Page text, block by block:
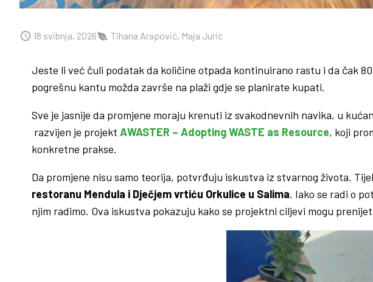
18 svibnja, 2026 Tihana Arapović, Maja Jurić
Jeste li već čuli podatak da količine otpada kontinuirano rastu i da čak
pogrešnu kantu možda završe na plaži gdje se planirate kupati.
Sve je jasnije da promjene moraju krenuti iz svakodnevnih navika, u
razvijen je projekt AWASTER – Adopting WASTE as Resource, koji
konkretne prakse.
Da promjene nisu samo teorija, potvrđuju iskustva iz stvarnog života.
restoranu Mendula i Dječjem vrtiću Orkulice u Salima. Iako se radi o
njim radimo. Ova iskustva pokazuju kako se projektni ciljevi mogu